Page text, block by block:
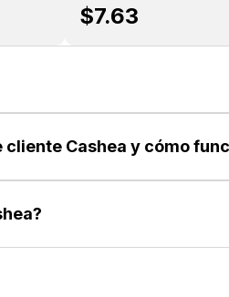
$7.63
cliente Cashea y cómo